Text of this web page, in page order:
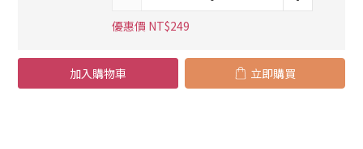
優惠價 NT$249
加入購物車 立即購買